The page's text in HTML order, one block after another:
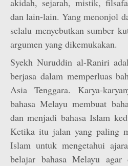
akidah, sejarah, mistik,
dan lain-lain. Yang menonjol
selalu menyebutkan sumber
argumen yang dikemukakan.
Syekh Nuruddin al-Raniri
berjasa dalam memperluas
Asia Tenggara. Karya-
bahasa Melayu membuat
dan menjadi bahasa Islam
Ketika itu jalan yang paling
Islam untuk mengetahui
belajar bahasa Melayu agar